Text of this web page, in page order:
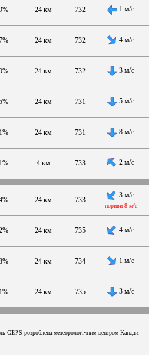
24 км 732 1 м/с
24 км 732 4 м/с
24 км 732 3 м/с
24 км 731 5 м/с
24 км 731 8 м/с
4 км 733 2 м/с
24 км 733
3 м/с
пориви 8 м/с
24 км 735 4 м/с
24 км 734 1 м/с
24 км 735 3 м/с
розроблена метеорологічним центром Канади.